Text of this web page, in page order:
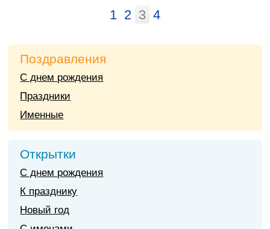
1 2 3 4
Поздравления
С днем рождения
Праздники
Именные
Открытки
С днем рождения
К празднику
Новый год